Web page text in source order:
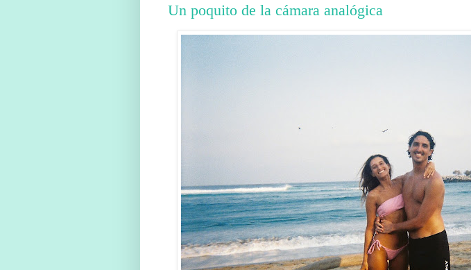
Un poquito de la cámara analógica